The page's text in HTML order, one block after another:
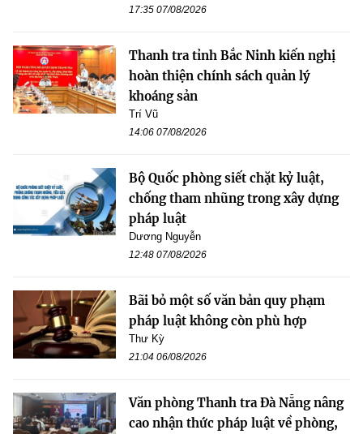
17:35 07/08/2026
Thanh tra tỉnh Bắc Ninh kiến nghị
hoàn thiện chính sách quản lý
khoáng sản
Trí Vũ
14:06 07/08/2026
Bộ Quốc phòng siết chặt kỷ luật,
chống tham nhũng trong xây dựng
pháp luật
Dương Nguyễn
12:48 07/08/2026
Bãi bỏ một số văn bản quy phạm
pháp luật không còn phù hợp
Thư Kỳ
21:04 06/08/2026
Văn phòng Thanh tra Đà Nẵng nâng
cao nhận thức pháp luật về phòng,